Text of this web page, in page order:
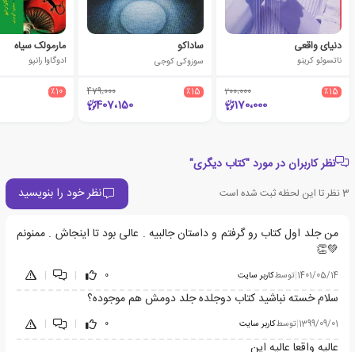
دنیای واقعی
ناتسوئو کرینو
٪15 200،000
170،000
ساداکو
سوزوکی کوجی
٪15 479،000
407،150
مارمولک سیاه
ادوگاوا رانپو
٪10
نظر کاربران در مورد "کتاب دیگری"
3نظر تا این لحظه ثبت شده است نظر خود را بنویسید
من جلد اول کتاب رو گرفتم و داستان جالبیه . عالی بود تا اینجاش . ممنونم
💚👏
1401/05/14
|توسطکاربر سایت 0
|
|
سلام خسته نباشید کتاب دوجلده جلد دومش هم موجوده؟
1399/09/01
|توسطکاربر سایت 0
|
|
عالیه واقعا عالیه این